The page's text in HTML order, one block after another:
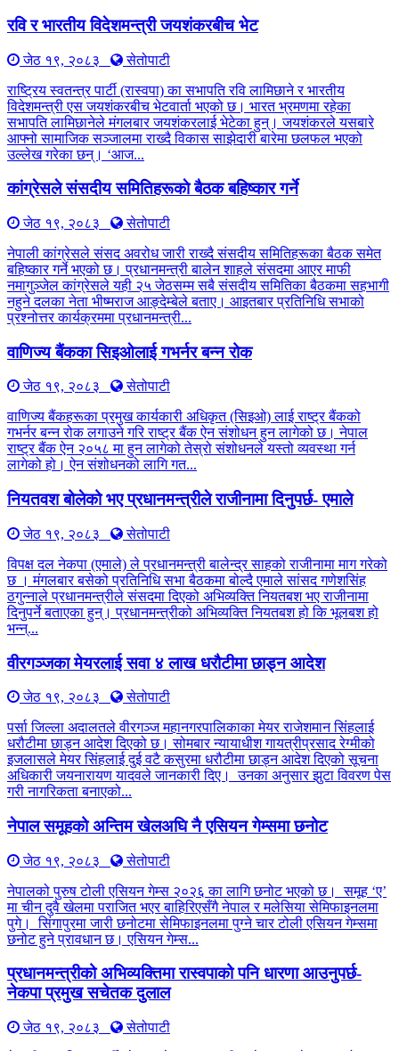
रवि र भारतीय विदेशमन्त्री जयशंकरबीच भेट
जेठ १९, २०८३
सेतोपाटी
राष्ट्रिय स्वतन्त्र पार्टी (रास्वपा) का सभापति रवि लामिछाने र भारतीय
विदेशमन्त्री एस जयशंकरबीच भेटवार्ता भएको छ। भारत भ्रमणमा रहेका
सभापति लामिछानेले मंगलबार जयशंकरलाई भेटेका हुन्। जयशंकरले यसबारे
आफ्नो सामाजिक सञ्जालमा राख्दै विकास साझेदारी बारेमा छलफल भएको
उल्लेख गरेका छन्। ‘आज...
कांग्रेसले संसदीय समितिहरूकाे बैठक बहिष्कार गर्ने
जेठ १९, २०८३
सेतोपाटी
नेपाली कांग्रेसले संसद अवरोध जारी राख्दै संसदीय समितिहरूका बैठक समेत
बहिष्कार गर्ने भएको छ। प्रधानमन्त्री बालेन शाहले संसदमा आएर माफी
नमागुञ्जेल कांग्रेसले यही २५ जेठसम्म सबै संसदीय समितिका बैठकमा सहभागी
नहुने दलका नेता भीष्मराज आङ्देम्बेले बताए। आइतबार प्रतिनिधि सभाको
प्रश्नोत्तर कार्यक्रममा प्रधानमन्त्री...
वाणिज्य बैंकका सिइओलाई गभर्नर बन्न रोक
जेठ १९, २०८३
सेतोपाटी
वाणिज्य बैंकहरूका प्रमुख कार्यकारी अधिकृत (सिइओ) लाई राष्ट्र बैंकको
गभर्नर बन्न रोक लगाउने गरि राष्ट्र बैंक ऐन संशोधन हुन लागेको छ। नेपाल
राष्ट्र बैंक ऐन २०५८ मा हुन लागेको तेस्रो संशोधनले यस्तो व्यवस्था गर्न
लागेको हो। ऐन संशोधनको लागि गत...
नियतवश बोलेको भए प्रधानमन्त्रीले राजीनामा दिनुपर्छ- एमाले
जेठ १९, २०८३
सेतोपाटी
विपक्ष दल नेकपा (एमाले) ले प्रधानमन्त्री बालेन्द्र साहको राजीनामा माग गरेको
छ । मंगलबार बसेको प्रतिनिधि सभा बैठकमा बोल्दै एमाले सांसद गणेशसिंह
ठगुन्नाले प्रधानमन्त्रीले संसदमा दिएको अभिव्यक्ति नियतबश भए राजीनामा
दिनुपर्ने बताएका हुन्। प्रधानमन्त्रीको अभिव्यक्ति नियतबश हो कि भूलबश हो
भन्न्...
वीरगञ्जका मेयरलाई सवा ४ लाख धरौटीमा छाड्न आदेश
जेठ १९, २०८३
सेतोपाटी
पर्सा जिल्ला अदालतले वीरगञ्ज महानगरपालिकाका मेयर राजेशमान सिंहलाई
धरौटीमा छाड्न आदेश दिएको छ। सोमबार न्यायाधीश गायत्रीप्रसाद रेग्मीको
इजलासले मेयर सिंहलाई दुई वटै कसुरमा धरौटीमा छाड्न आदेश दिएको सूचना
अधिकारी जयनारायण यादवले जानकारी दिए। उनका अनुसार झुटा विवरण पेस
गरी नागरिकता बनाएको...
नेपाल समूहको अन्तिम खेलअघि नै एसियन गेम्समा छनोट
जेठ १९, २०८३
सेतोपाटी
नेपालको पुरुष टोली एसियन गेम्स २०२६ का लागि छनोट भएको छ। समूह ‘ए’
मा चीन दुवै खेलमा पराजित भएर बाहिरिएसँगै नेपाल र मलेसिया सेमिफाइनलमा
पुगे। सिंगापुरमा जारी छनोटमा सेमिफाइनलमा पुग्ने चार टोली एसियन गेम्समा
छनोट हुने प्रावधान छ। एसियन गेम्स...
प्रधानमन्त्रीको अभिव्यक्तिमा रास्वपाको पनि धारणा आउनुपर्छ-
नेकपा प्रमुख सचेतक दुलाल
जेठ १९, २०८३
सेतोपाटी